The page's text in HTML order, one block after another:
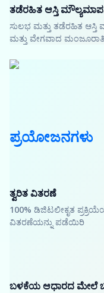
ತಡೆರಹಿತ ಆಸ್ತಿ
ಸುಲಭ ಮತ್ತು ತಡೆರಹಿತ
ಮತ್ತು ವೇಗವಾದ
ಪ್ರಯೋಜನಗಳು
ತ್ವರಿತ ವಿತರಣೆ
100% ಡಿಜಿಟಲೀಕೃತ
ವಿತರಣೆಯನ್ನು ಪಡೆಯಿರಿ
ಬಳಕೆಯ ಆಧಾರದ ಮೇಲೆ